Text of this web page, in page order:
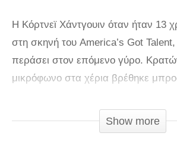
Η Κόρτνεϊ Χάντγουιν όταν ήταν 13
στη σκηνή του America’s Got Talent,
περάσει στον επόμενο γύρο.
μικρόφωνο στα χέρια βρέθηκε
ερμηνεία της. Τίποτα δεν προμήνυε
Show more